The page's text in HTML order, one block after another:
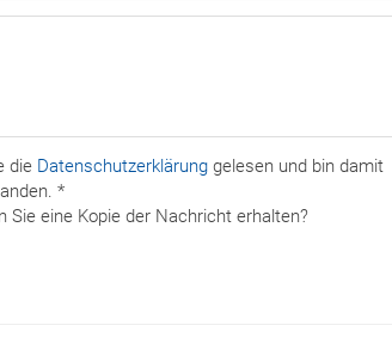
die Datenschutzerklärunggelesen und bin damit
*
Sie eine Kopie der Nachricht erhalten?